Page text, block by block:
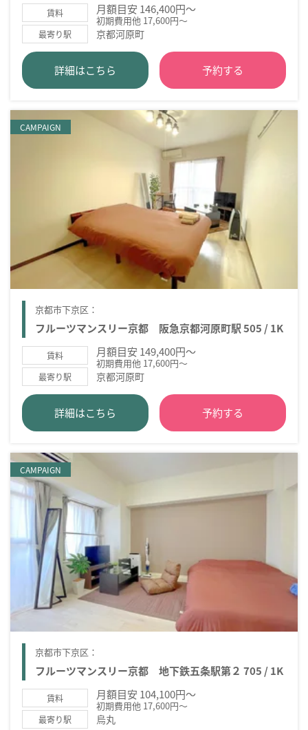
賃料 月額目安 146,400円～
初期費用他 17,600円～
最寄り駅 京都河原町
詳細はこちら 予約する
CAMPAIGN
京都市下京区：
フルーツマンスリー京都 阪急京都河原町駅 505 / 1K
賃料 月額目安 149,400円～
初期費用他 17,600円～
最寄り駅 京都河原町
詳細はこちら 予約する
CAMPAIGN
京都市下京区：
フルーツマンスリー京都 地下鉄五条駅第２ 705 / 1K
賃料 月額目安 104,100円～
初期費用他 17,600円～
最寄り駅 烏丸